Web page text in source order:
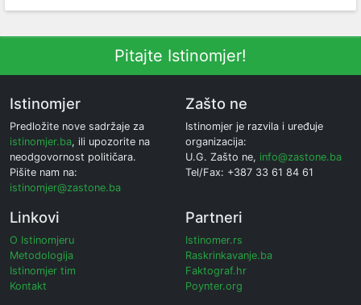
Pitajte Istinomjer!
Istinomjer
Predložite nove sadržaje za
istinomjer.ba, ili upozorite na
neodgovornost političara.
Pišite nam na:
istinomjer@zastone.ba
Zašto ne
Istinomjer je razvila i uređuje
organizacija:
U.G. Zašto ne, info@zastone.ba
Tel/Fax: +387 33 61 84 61
Linkovi
O Istinomjeru
Metodologija
Istinomjer tim
Kontakt
Partneri
Istinomer.rs
Raskrinkavanje.ba
Faktograf.hr
Poynter.org